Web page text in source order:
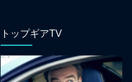
トップギアTV